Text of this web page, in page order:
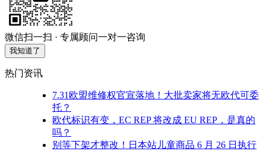
微信扫一扫 · 专属顾问一对一咨询
我知道了
热门资讯
7.31欧盟维修权官宣落地！大批卖家将无欧代可委
托？
欧代标识有变，EC REP 将改成 EU REP，是真的
吗？
别等下架才整改！日本站儿童商品 6 月 26 日执行